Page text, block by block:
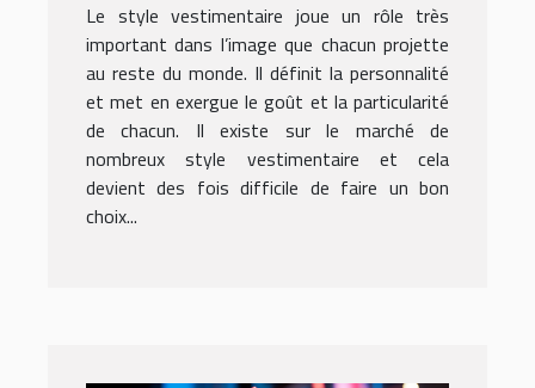
Le style vestimentaire joue un rôle très
important dans l’image que chacun projette
au reste du monde. Il définit la personnalité
et met en exergue le goût et la particularité
de chacun. Il existe sur le marché de
nombreux style vestimentaire et cela
devient des fois difficile de faire un bon
choix...